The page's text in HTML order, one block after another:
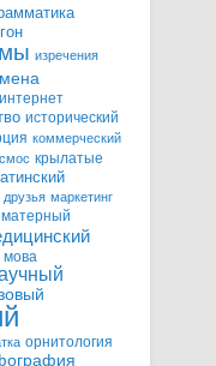
изречения
интернет
исторический
коммерческий
крылатые
маркетинг
матерный
мова
орнитология